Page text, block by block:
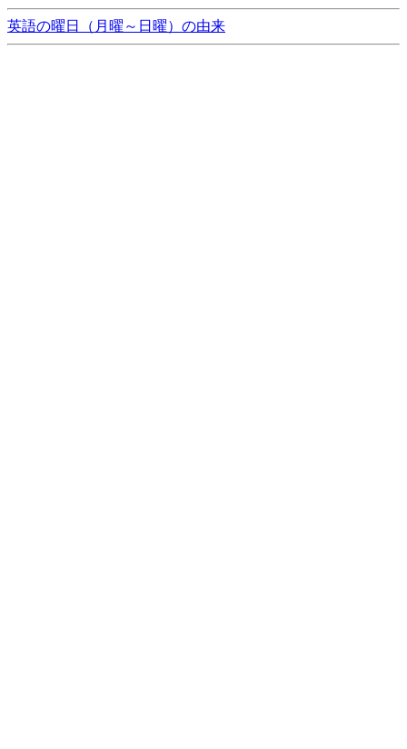
英語の曜日（月曜～日曜）の由来